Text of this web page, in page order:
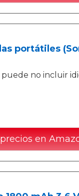
portátiles
no incluir
en